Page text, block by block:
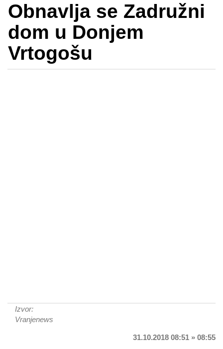
Obnavlja se Zadružni
dom u Donjem
Vrtogošu
Izvor:
Vranjenews
31.10.2018 08:51 » 08:55